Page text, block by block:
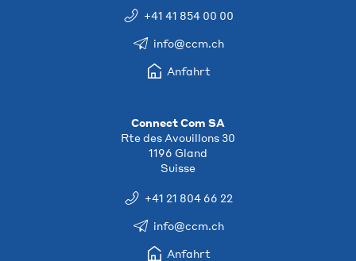
+41 41 854 00 00
info@ccm.ch
Anfahrt
Connect Com SA
Rte des Avouillons 30
1196 Gland
Suisse
+41 21 804 66 22
info@ccm.ch
Anfahrt